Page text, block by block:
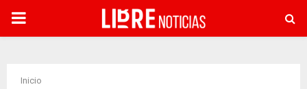
PRIMARY
Inicio